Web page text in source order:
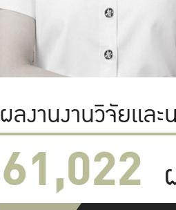
ผลงานงานวิจัยแล
61,022